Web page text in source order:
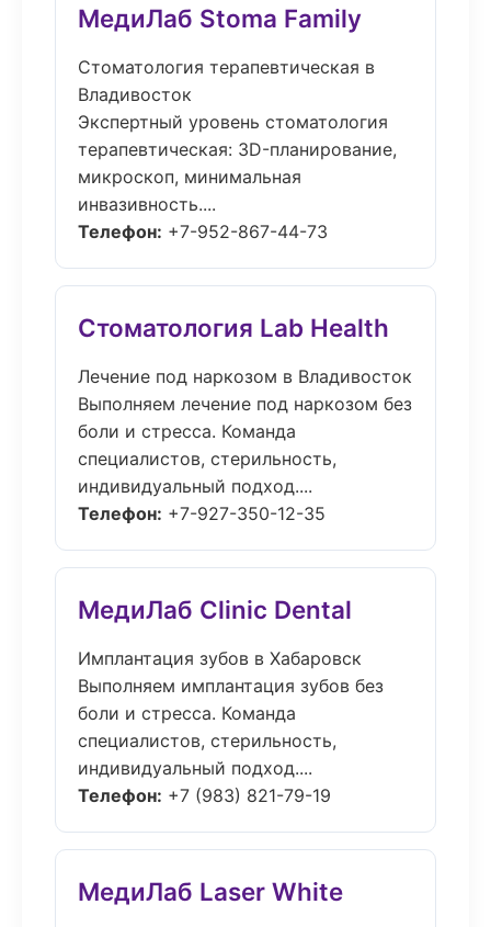
МедиЛаб Stoma Family
Стоматология терапевтическая в
Владивосток
Экспертный уровень стоматология
терапевтическая: 3D-планирование,
микроскоп, минимальная
инвазивность....
Телефон: +7-952-867-44-73
Стоматология Lab Health
Лечение под наркозом в Владивосток
Выполняем лечение под наркозом без
боли и стресса. Команда
специалистов, стерильность,
индивидуальный подход....
Телефон: +7-927-350-12-35
МедиЛаб Clinic Dental
Имплантация зубов в Хабаровск
Выполняем имплантация зубов без
боли и стресса. Команда
специалистов, стерильность,
индивидуальный подход....
Телефон: +7 (983) 821-79-19
МедиЛаб Laser White